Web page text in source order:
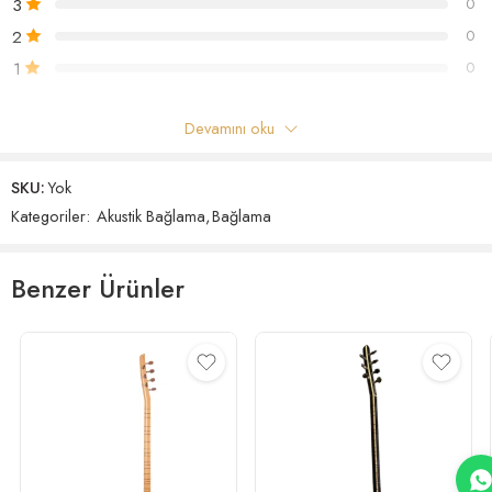
3 0
2 0
1 0
“Maun Bağlama” için ilk yorum yapan siz olun
Yorumlar
Henüz hiç yorum yok.
Devamını oku
SKU:Yok
Kategoriler: Akustik Bağlama,Bağlama
Benzer Ürünler